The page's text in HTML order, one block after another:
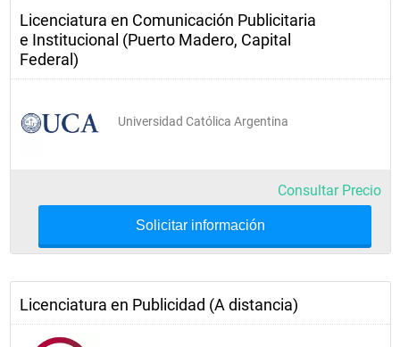
Licenciatura en Comunicación Publicitaria
e Institucional (Puerto Madero, Capital
Federal)
Universidad Católica Argentina
Consultar Precio
Solicitar información
Licenciatura en Publicidad (A distancia)